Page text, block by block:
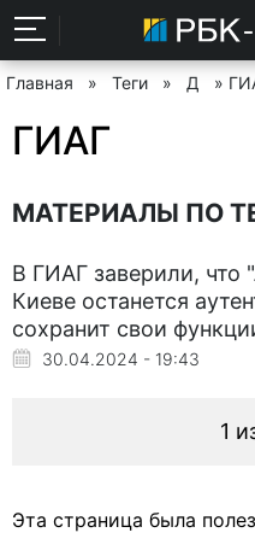
Главная » Теги » Д »
ГИАГ
МАТЕРИАЛЫ ПО
В ГИАГ заверили, что
Киеве останется
сохранит свои
30.04.2024 - 19:43
1
Эта страница была